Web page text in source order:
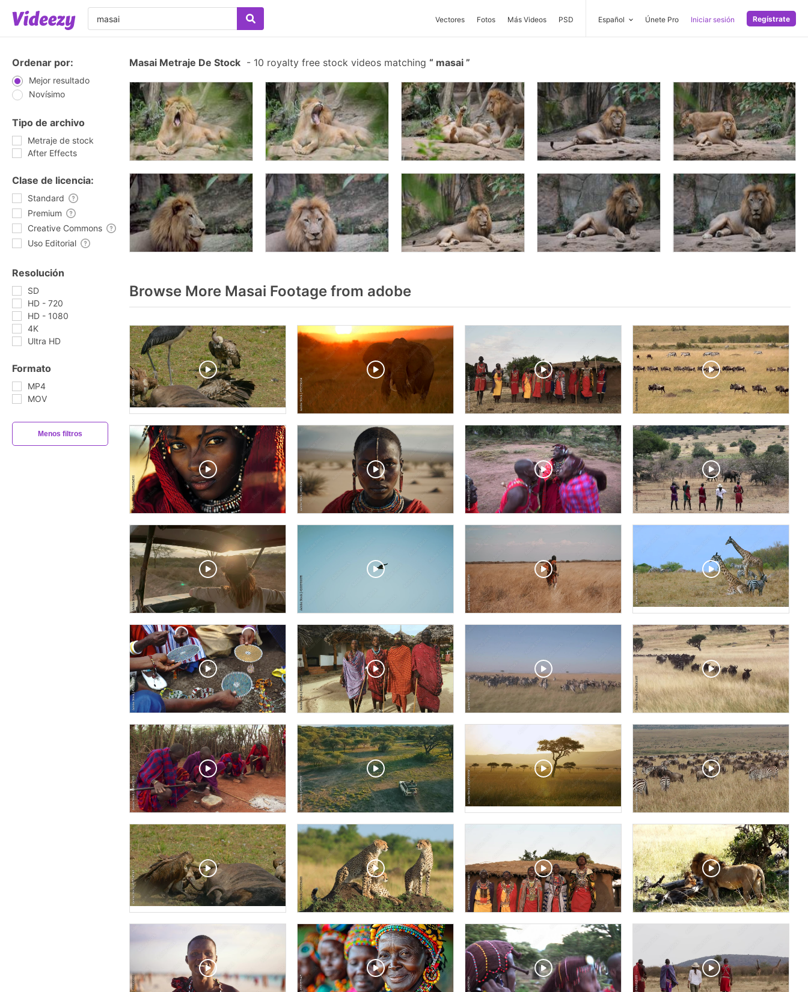
Vectores Fotos Más Videos PSD Español Únete Pro Iniciar sesión Regístrate
Ordenar por:
Mejor resultado
Novísimo
Tipo de archivo
Metraje de stock
After Effects
Clase de licencia:
Standard
Premium
Creative Commons
Uso Editorial
Resolución
SD
HD - 720
HD - 1080
4K
Ultra HD
Formato
MP4
MOV
Menos filtros
Masai Metraje De Stock - 10 royalty free stock videos matching masai
Browse More Masai Footage from adobe